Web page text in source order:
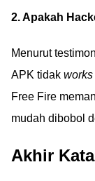
2. Apakah
Menurut
APK tidak works
Free Fire
mudah dibobol
Akhir Kata